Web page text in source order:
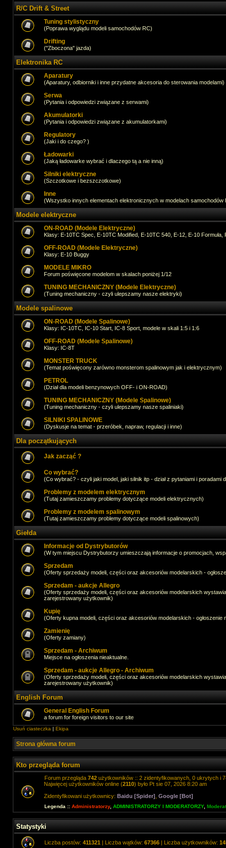
R/C Drift & Street
Tuning stylistyczny
(Poprawa wyglądu modeli samochodów RC)
Drifting
("Zboczona" jazda)
Elektronika RC
Aparatury
(Aparatury, odbiorniki i inne przydatne akcesoria do sterowania modelami)
Serwa
(Pytania i odpowiedzi związane z serwami)
Akumulatorki
(Pytania i odpowiedzi związane z akumulatorkami)
Regulatory
(Jaki i do czego? )
Ładowarki
(Jaką ładowarke wybrać i dlaczego tą a nie inną)
Silniki elektryczne
(Szczotkowe i bezszczotkowe)
Inne
(Wszystko innych elementach elektronicznych w modelach samochodów
Modele elektryczne
ON-ROAD (Modele Elektryczne)
Klasy: E-10TC Spec, E-10TC Modified, E-10TC 540, E-12, E-10 Formuła,
OFF-ROAD (Modele Elektryczne)
Klasy: E-10 Buggy
MODELE MIKRO
Forum poświęcone modelom w skalach poniżej 1/12
TUNING MECHANICZNY (Modele Elektryczne)
(Tuning mechaniczny - czyli ulepszamy nasze elektryki)
Modele spalinowe
ON-ROAD (Modele Spalinowe)
Klasy: IC-10TC, IC-10 Start, IC-8 Sport, modele w skali 1:5 i 1:6
OFF-ROAD (Modele Spalinowe)
Klasy: IC-8T
MONSTER TRUCK
(Temat poświęcony zarówno monsterom spalinowym jak i elektrycznym)
PETROL
(Dział dla modeli benzynowych OFF- i ON-ROAD)
TUNING MECHANICZNY (Modele Spalinowe)
(Tuning mechaniczny - czyli ulepszamy nasze spaliniaki)
SILNIKI SPALINOWE
(Dyskusje na temat - przeróbek, napraw, regulacji i inne)
Dla początkujących
Jak zacząć ?
Co wybrać?
(Co wybrać? - czyli jaki model, jaki silnik itp - dział z pytaniami i poradami
Problemy z modelem elektrycznym
(Tutaj zamieszczamy problemy dotyczące modeli elektrycznych)
Problemy z modelem spalinowym
(Tutaj zamieszczamy problemy dotyczące modeli spalinowych)
Giełda
Informacje od Dystrybutorów
(W tym miejscu Dystrybutorzy umieszczają informacje o promocjach,
Sprzedam
(Oferty sprzedaży modeli, części oraz akcesoriów modelarskich -
Sprzedam - aukcje Allegro
(Oferty sprzedaży modeli, części oraz akcesoriów modelarskich
zarejestrowany użytkownik)
Kupię
(Oferty kupna modeli, części oraz akcesoriów modelarskich -
Zamienię
(Oferty zamiany)
Sprzedam - Archiwum
Miejsce na ogłoszenia nieaktualne.
Sprzedam - aukcje Allegro - Archiwum
(Oferty sprzedaży modeli, części oraz akcesoriów modelarskich
zarejestrowany użytkownik)
English Forum
General English Forum
a forum for foreign visitors to our site
Usuń ciasteczka | Ekipa
Strona główna forum
Kto przegląda forum
Forum przegląda 742 użytkowników :: 2 zidentyfikowanych, 0 ukrytych i
Najwięcej użytkowników online (2110) było Pt sie 07, 2026 8:20 am
Zidentyfikowani użytkownicy: Baidu [Spider] Google [Bot]
Legenda :: Administratorzy, ADMINISTRATORZY I MODERATORZY,
Statystyki
Liczba postów: 411321 | Liczba wątków: 67366 | Liczba użytkowników: